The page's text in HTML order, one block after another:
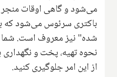
می‌شود و گاهی اوقات
باکتری سرئوس می‌شود که
شده" نیز معروف است. شما
نحوه تهیه، پخت و
از این امر جلوگیری کنید.